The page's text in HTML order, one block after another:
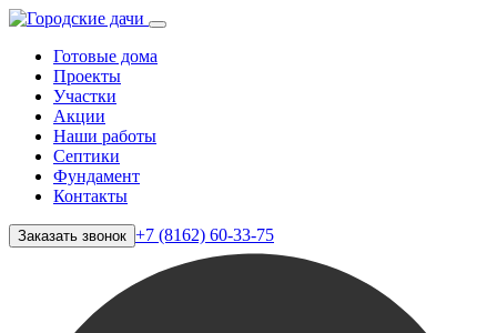
Готовые дома
Проекты
Участки
Акции
Наши работы
Септики
Фундамент
Контакты
Заказать звонок +7 (8162) 60-33-75